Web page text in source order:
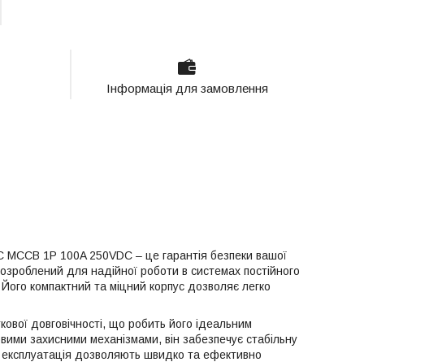
Інформація для замовлення
1P 100A 250VDC – це гарантія безпеки вашої
для надійної роботи в системах постійного
компактний та міцний корпус дозволяє легко
довговічності, що робить його ідеальним
захисними механізмами, він забезпечує стабільну
дозволяють швидко та ефективно